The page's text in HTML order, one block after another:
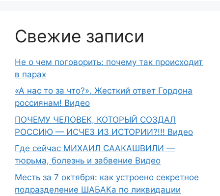
Свежие записи
Не о чем поговорить: почему так происходит
в парах
«А нас то за что?». Жесткий ответ Гордона
россиянам! Видео
ПОЧЕМУ ЧЕЛОВЕК, КОТОРЫЙ СОЗДАЛ
РОССИЮ — ИСЧЕЗ ИЗ ИСТОРИИ?!!! Видео
Где сейчас МИХАИЛ СААКАШВИЛИ —
тюрьма, болезнь и забвение Видео
Месть за 7 октября: как устроено секретное
подразделение ШАБАКа по ликвидации